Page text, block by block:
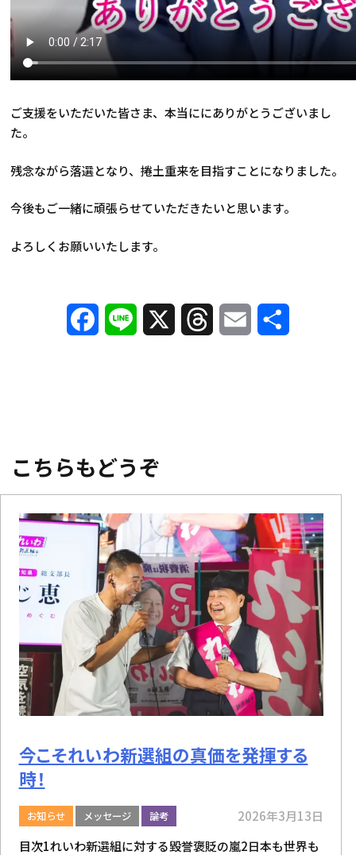
ご支援をいただいた皆さま、本当ににありがとうございまし
た。
残念ながら落選となり、捲土重来を目指すことになりました。
今後もご一緒に頑張らせていただきたいと思います。
よろしくお願いいたします。
Facebook
Line Threads Email
こちらもどうぞ
今こそれいわ新選組の真価を発揮する
時！
お知らせ メッセージ 論考
2026年3月13日
目次1れいわ新選組に対する毀誉褒貶の嵐2日本も世界も